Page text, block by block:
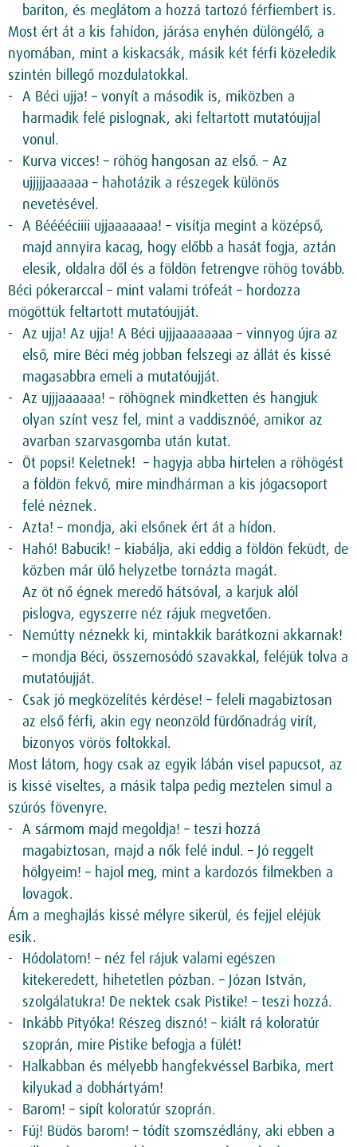
bariton, és meglátom a hozzá tartozó férfiembert is.
Most ért át a kis fahídon, járása enyhén dülöngélő, a
nyomában, mint a kiskacsák, másik két férfi közeledik
szintén billegő mozdulatokkal.
A Béci ujja! – vonyít a második is, miközben a
harmadik felé pislognak, aki feltartott mutatóujjal
vonul.
Kurva vicces! – röhög hangosan az első. – Az
ujjjjjaaaaaa – hahotázik a részegek különös
nevetésével.
A Bééééciiii ujjaaaaaaa! – visítja megint a középső,
majd annyira kacag, hogy előbb a hasát fogja, aztán
elesik, oldalra dől és a földön fetrengve röhög tovább.
Béci pókerarccal – mint valami trófeát – hordozza
mögöttük feltartott mutatóujját.
Az ujja! Az ujja! A Béci ujjjaaaaaaaa – vinnyog újra az
első, mire Béci még jobban felszegi az állát és kissé
magasabbra emeli a mutatóujját.
Az ujjjaaaaaa! – röhögnek mindketten és hangjuk
olyan színt vesz fel, mint a vaddisznóé, amikor az
avarban szarvasgomba után kutat.
Öt popsi! Keletnek! – hagyja abba hirtelen a röhögést
a földön fekvő, mire mindhárman a kis jógacsoport
felé néznek.
Azta! – mondja, aki elsőnek ért át a hídon.
Hahó! Babucik! – kiabálja, aki eddig a földön feküdt, de
közben már ülő helyzetbe tornázta magát.
Az öt nő égnek meredő hátsóval, a karjuk alól
pislogva, egyszerre néz rájuk megvetően.
Nemútty néznekk ki, mintakkik barátkozni akkarnak!
– mondja Béci, összemosódó szavakkal, feléjük tolva a
mutatóujját.
Csak jó megközelítés kérdése! – feleli magabiztosan
az első férfi, akin egy neonzöld fürdőnadrág virít,
bizonyos vörös foltokkal.
Most látom, hogy csak az egyik lábán visel papucsot, az
is kissé viseltes, a másik talpa pedig meztelen simul a
szúrós fövenyre.
A sármom majd megoldja! – teszi hozzá
magabiztosan, majd a nők felé indul. – Jó reggelt
hölgyeim! – hajol meg, mint a kardozós filmekben a
lovagok.
Ám a meghajlás kissé mélyre sikerül, és fejjel eléjük
esik.
Hódolatom! – néz fel rájuk valami egészen
kitekeredett, hihetetlen pózban. – Józan István,
szolgálatukra! De nektek csak Pistike! – teszi hozzá.
Inkább Pityóka! Részeg disznó! – kiált rá koloratúr
szoprán, mire Pistike befogja a fülét!
Halkabban és mélyebb hangfekvéssel Barbika, mert
kilyukad a dobhártyám!
Barom! – sipít koloratúr szoprán.
Fúj! Büdös barom! – tódít szomszédlány, aki ebben a